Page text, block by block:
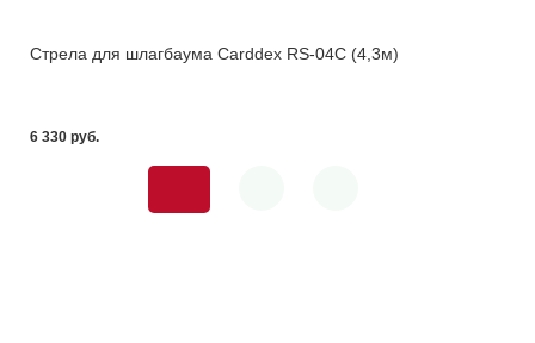
Стрела для шлагбаума Carddex RS-04C (4,3м)
6 330 pуб.